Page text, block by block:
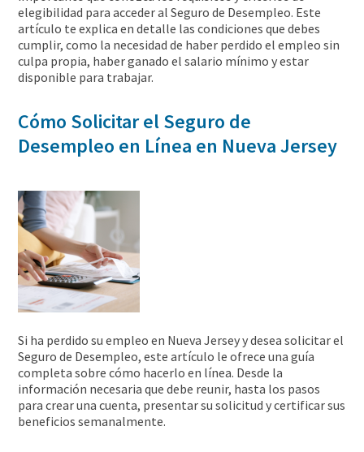
elegibilidad para acceder al Seguro de Desempleo. Este
artículo te explica en detalle las condiciones que debes
cumplir, como la necesidad de haber perdido el empleo sin
culpa propia, haber ganado el salario mínimo y estar
disponible para trabajar.
Cómo Solicitar el Seguro de
Desempleo en Línea en Nueva Jersey
Si ha perdido su empleo en Nueva Jersey y desea solicitar el
Seguro de Desempleo, este artículo le ofrece una guía
completa sobre cómo hacerlo en línea. Desde la
información necesaria que debe reunir, hasta los pasos
para crear una cuenta, presentar su solicitud y certificar sus
beneficios semanalmente.